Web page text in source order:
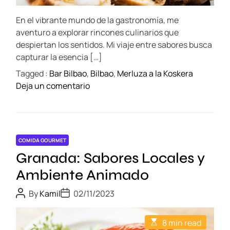
u
e
n
t
o
s
C
d
i
a
e
e
D
e
l
i
i
e
a
r
o
n
o
c
d
i
m
e
En el vibrante mundo de la gastronomía, me
aventuro a explorar rincones culinarios que
despiertan los sentidos. Mi viaje entre sabores busca
capturar la esencia […]
Tagged : Bar Bilbao, Bilbao, Merluza a la Koskera
Deja un comentarioo
S
r
e
l
a
COMIDA GOURMET
Granada: Sabores Locales y
Ambiente Animado
P
o
s
ByKamilP
o
D
02/11/2023
E 8 min read